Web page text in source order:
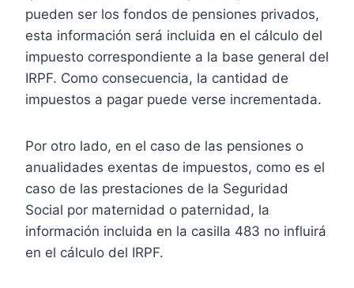
pueden ser los fondos de pensiones privados,
esta información será incluida en el cálculo del
impuesto correspondiente a la base general del
IRPF. Como consecuencia, la cantidad de
impuestos a pagar puede verse incrementada.
Por otro lado, en el caso de las pensiones o
anualidades exentas de impuestos, como es el
caso de las prestaciones de la Seguridad
Social por maternidad o paternidad, la
información incluida en la casilla 483 no influirá
en el cálculo del IRPF.